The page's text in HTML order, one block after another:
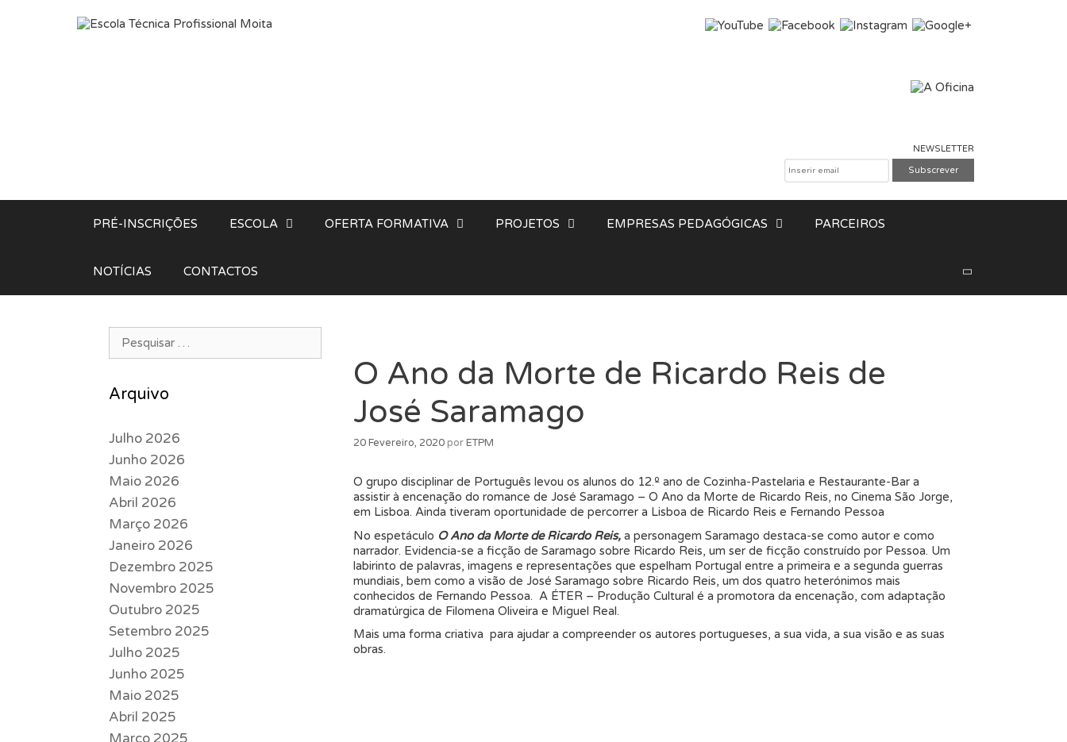
NEWSLETTER
PRÉ-INSCRIÇÕES ESCOLA OFERTA FORMATIVA PROJETOS EMPRESAS PEDAGÓGICAS PARCEIROS
NOTÍCIAS CONTACTOS Pesquisar
O Ano da Morte de Ricardo Reis de
José Saramago
20 Fevereiro, 2020 porETPM
O grupo disciplinar de Português levou os alunos do 12.º ano de Cozinha-Pastelaria e Restaurante-Bar a
assistir à encenação do romance de José Saramago – O Ano da Morte de Ricardo Reis, no Cinema São Jorge,
em Lisboa. Ainda tiveram oportunidade de percorrer a Lisboa de Ricardo Reis e Fernando Pessoa
No espetáculo O Ano da Morte de Ricardo Reis,a personagem Saramago destaca-se como autor e como
narrador. Evidencia-se a ficção de Saramago sobre Ricardo Reis, um ser de ficção construído por Pessoa. Um
labirinto de palavras, imagens e representações que espelham Portugal entre a primeira e a segunda guerras
mundiais, bem como a visão de José Saramago sobre Ricardo Reis, um dos quatro heterónimos mais
conhecidos de Fernando Pessoa. A ÉTER – Produção Cultural é a promotora da encenação, com adaptação
dramatúrgica de Filomena Oliveira e Miguel Real.
Mais uma forma criativa para ajudar a compreender os autores portugueses, a sua vida, a sua visão e as suas
obras.
Pesquisar por:
Arquivo
Julho 2026
Junho 2026
Maio 2026
Abril 2026
Março 2026
Janeiro 2026
Dezembro 2025
Novembro 2025
Outubro 2025
Setembro 2025
Julho 2025
Junho 2025
Maio 2025
Abril 2025
Março 2025